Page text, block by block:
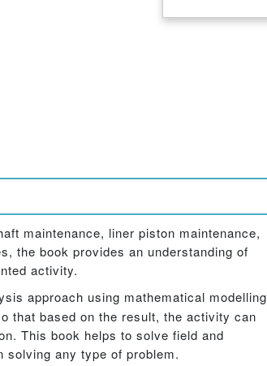
maintenance, liner piston maintenance,
the book provides an understanding of
activity.
approach using mathematical modelling
that based on the result, the activity can
This book helps to solve field and
any type of problem.